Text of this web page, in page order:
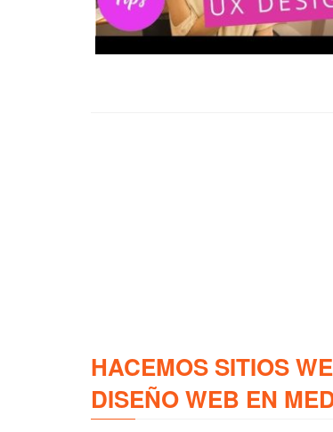
HACEMOS SITIOS
DISEÑO WEB EN